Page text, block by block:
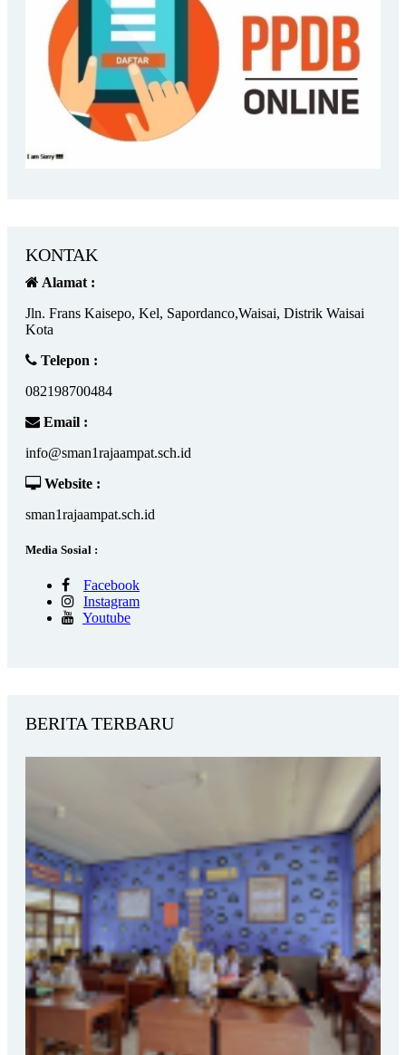
KONTAK
Alamat :
Jln. Frans Kaisepo, Kel, Sapordanco,Waisai, Distrik Waisai
Kota
Telepon :
082198700484
Email :
info@sman1rajaampat.sch.id
Website :
sman1rajaampat.sch.id
Media Sosial :
Facebook
Instagram
Youtube
BERITA TERBARU